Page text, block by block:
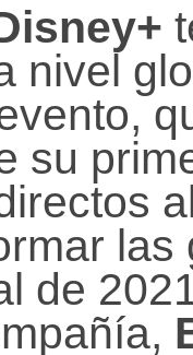
nivel
su
de